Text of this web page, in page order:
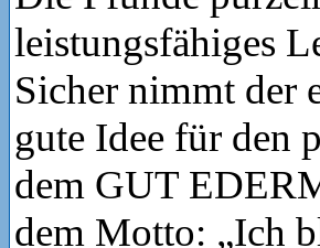
leistungsfähiges
Sicher nimmt der
gute Idee für den
dem GUT
dem Motto: „Ich